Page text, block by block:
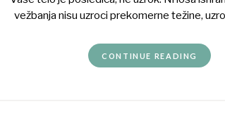
vežbanja nisu uzroci prekomerne težine,
CONTINUE READING